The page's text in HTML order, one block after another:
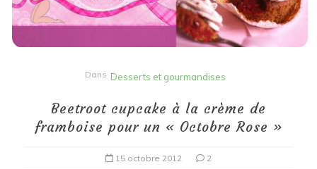
Dans Desserts et gourmandises
Beetroot cupcake à la crème de
framboise pour un « Octobre Rose »
15 octobre 2012 2